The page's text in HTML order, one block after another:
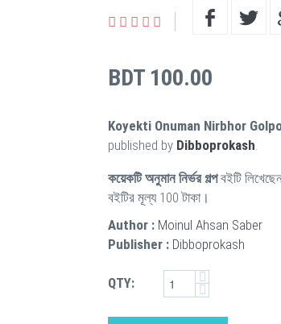
BDT 100.00
Koyekti Onuman Nirbhor
published by Dibboprokash.
কয়েকটি অনুমান নির্ভর গল্পবইটি
বইটির মূল্য 100 টাকা।
Author : Moinul Ahsan Saber
Publisher : Dibboprokash
QTY: